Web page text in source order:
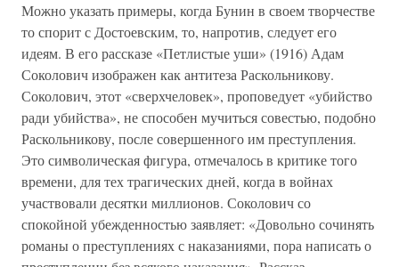
Можно указать примеры, когда Бунин в своем творчестве
то спорит с Достоевским, то, напротив, следует его
идеям. В его рассказе «Петлистые уши» (1916) Адам
Соколович изображен как антитеза Раскольникову.
Соколович, этот «сверхчеловек», проповедует «убийство
ради убийства», не способен мучиться совестью, подобно
Раскольникову, после совершенного им преступления.
Это символическая фигура, отмечалось в критике того
времени, для тех трагических дней, когда в войнах
участвовали десятки миллионов. Соколович со
спокойной убежденностью заявляет: «Довольно сочинять
романы о преступлениях с наказаниями, пора написать о